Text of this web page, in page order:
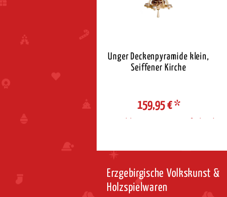
Steuerzone / Lieferland
Unger Deckenpyramide klein,
Seiffener Kirche
159,95 €*
Auswahl Steuerzone / Lieferland
Erzgebirgische Volkskunst &
Holzspielwaren